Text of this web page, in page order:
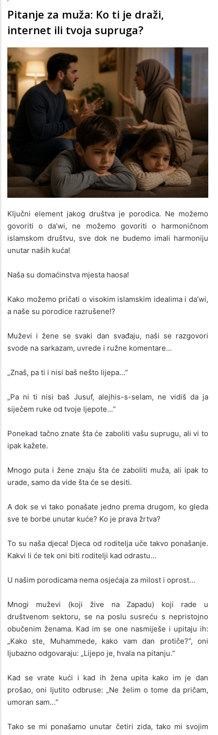
Pitanje za muža: Ko ti je draži,
internet ili tvoja supruga?
Ključni element jakog društva je porodica. Ne možemo
govoriti o da’wi, ne možemo govoriti o harmoničnom
islamskom društvu, sve dok ne budemo imali harmoniju
unutar naših kuća!
Naša su domaćinstva mjesta haosa!
Kako možemo pričati o visokim islamskim idealima i da’wi,
a naše su porodice razrušene!?
Muževi i žene se svaki dan svađaju, naši se razgovori
svode na sarkazam, uvrede i ružne komentare…
„Znaš, pa ti i nisi baš nešto lijepa…“
„Pa ni ti nisi baš Jusuf, alejhis-s-selam, ne vidiš da ja
siječem ruke od tvoje ljepote…“
Ponekad tačno znate šta će zaboliti vašu suprugu, ali vi to
ipak kažete.
Mnogo puta i žene znaju šta će zaboliti muža, ali ipak to
urade, samo da vide šta će se desiti.
A dok se vi tako ponašate jedno prema drugom, ko gleda
sve te borbe unutar kuće? Ko je prava žrtva?
To su naša djeca! Djeca od roditelja uče takvo ponašanje.
Kakvi li će tek oni biti roditelji kad odrastu…
U našim porodicama nema osjećaja za milost i oprost…
Mnogi muževi (koji žive na Zapadu) koji rade u
društvenom sektoru, se na poslu susreću s nepristojno
obučenim ženama. Kad im se one nasmiješe i upitaju ih:
„Kako ste, Muhammede, kako vam dan protiče?“, oni
ljubazno odgovaraju: „Lijepo je, hvala na pitanju.“
Kad se vrate kući i kad ih žena upita kako im je dan
prošao, oni ljutito odbruse: „Ne želim o tome da pričam,
umoran sam…“
Tako se mi ponašamo unutar četiri zida, tako mi svojim